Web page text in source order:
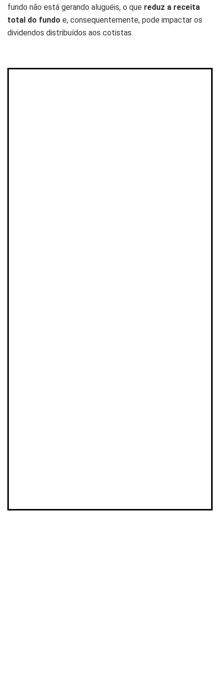
fundo não está gerando aluguéis, o que reduz a receita
total do fundo e, consequentemente, pode impactar os
dividendos distribuídos aos cotistas.